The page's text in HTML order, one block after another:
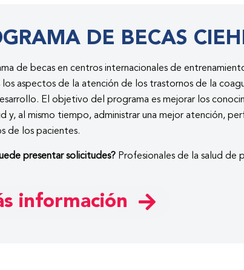
DE BECAS
de becas en centros internacionales de
aspectos de la atención de los trastornos de la
El objetivo del programa es mejorar los
y, al mismo tiempo, administrar una mejor atención,
de los pacientes.
presentar solicitudes?Profesionales de la salud de
información